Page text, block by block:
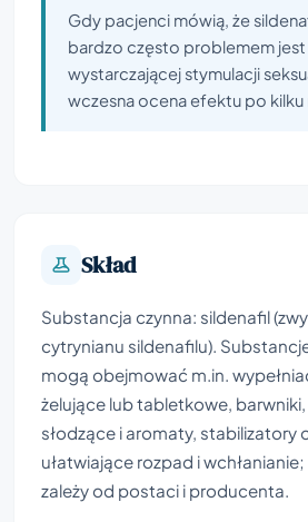
Gdy pacjenci mówią, że
bardzo często problemem
wystarczającej stymulacji
wczesna ocena efektu po kilku
Skład
Substancja czynna: sildenafil
cytrynianu sildenafilu).
mogą obejmować m.in.
żelujące lub tabletkowe,
słodzące i aromaty, stabilizatory
ułatwiające rozpad i
zależy od postaci i producenta.